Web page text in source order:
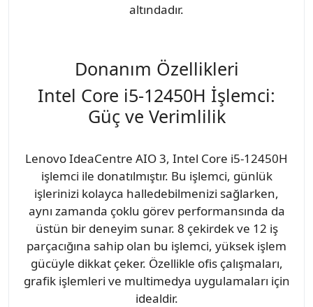
altındadır.
Donanım Özellikleri
Intel Core i5-12450H İşlemci:
Güç ve Verimlilik
Lenovo IdeaCentre AIO 3, Intel Core i5-12450H
işlemci ile donatılmıştır. Bu işlemci, günlük
işlerinizi kolayca halledebilmenizi sağlarken,
aynı zamanda çoklu görev performansında da
üstün bir deneyim sunar. 8 çekirdek ve 12 iş
parçacığına sahip olan bu işlemci, yüksek işlem
gücüyle dikkat çeker. Özellikle ofis çalışmaları,
grafik işlemleri ve multimedya uygulamaları için
idealdir.